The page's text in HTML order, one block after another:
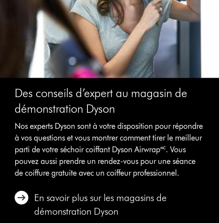
Des conseils d’expert au magasin de
démonstration Dyson
Nos experts Dyson sont à votre disposition pour répondre
à vos questions et vous montrer comment tirer le meilleur
parti de votre séchoir coiffant Dyson Airwrap🅪. Vous
pouvez aussi prendre un rendez-vous pour une séance
de coiffure gratuite avec un coiffeur professionnel.
En savoir plus sur les magasins de
démonstration Dyson